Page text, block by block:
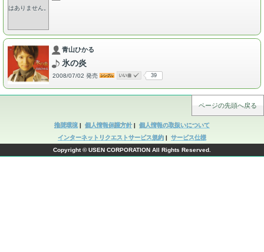
はありません。
青山ひかる
氷の炎
2008/07/02 発売 39
ページの先頭へ戻る
推奨環境| 個人情報保護方針 | 個人情報の取扱いについて
インターネットリクエストサービス規約 | サービス仕様
Copyright © USEN CORPORATION All Rights Reserved.